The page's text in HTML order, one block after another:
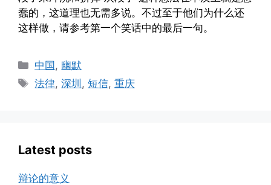
蠢的，这道理也无需多说。不过至于他们为什么还
这样做，请参考第一个笑话中的最后一句。
Categories
中国, 幽默
Tags
法律,深圳 ,短信,重庆
Latest posts
辩论的意义